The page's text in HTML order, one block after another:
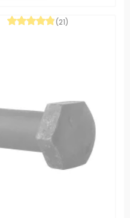
(21)